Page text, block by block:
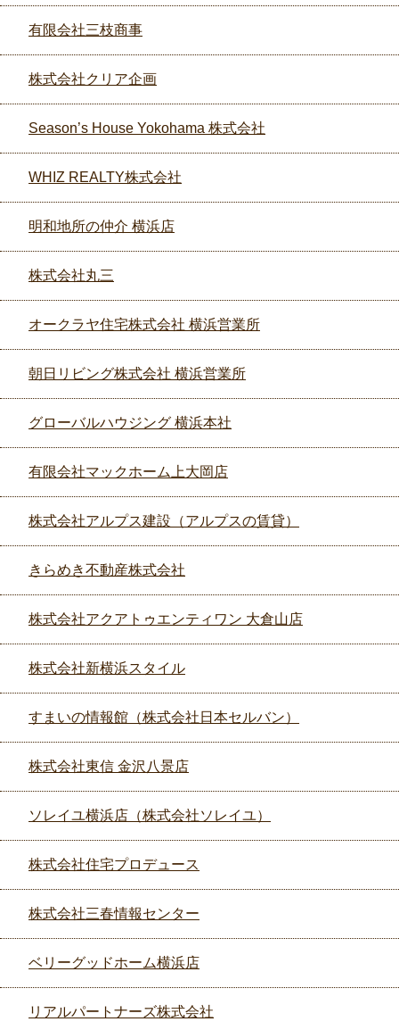
有限会社三枝商事
株式会社クリア企画
Season’s House Yokohama 株式会社
WHIZ REALTY株式会社
明和地所の仲介 横浜店
株式会社丸三
オークラヤ住宅株式会社 横浜営業所
朝日リビング株式会社 横浜営業所
グローバルハウジング 横浜本社
有限会社マックホーム上大岡店
株式会社アルプス建設（アルプスの賃貸）
きらめき不動産株式会社
株式会社アクアトゥエンティワン 大倉山店
株式会社新横浜スタイル
すまいの情報館（株式会社日本セルバン）
株式会社東信 金沢八景店
ソレイユ横浜店（株式会社ソレイユ）
株式会社住宅プロデュース
株式会社三春情報センター
ベリーグッドホーム横浜店
リアルパートナーズ株式会社